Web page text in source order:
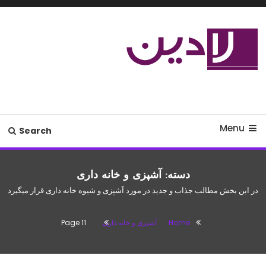
Skip
Menu
Search
دسته: آشپزی و خانه داری
در این بخش مطالب جذاب و جدید در مورد آشپزی و شیوه خانه داری قرار میگیرد
Home آشپزی و خانه داری Page 11